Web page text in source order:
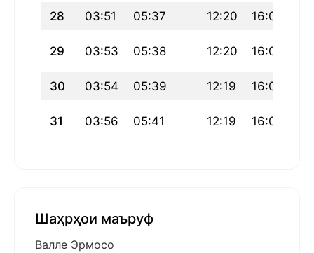
28 03:51 05:37 12:20 16:05
29 03:53 05:38 12:20 16:04
30 03:54 05:39 12:19 16:03
31 03:56 05:41 12:19 16:02
Шаҳрҳои маъруф
Валле Эрмосо